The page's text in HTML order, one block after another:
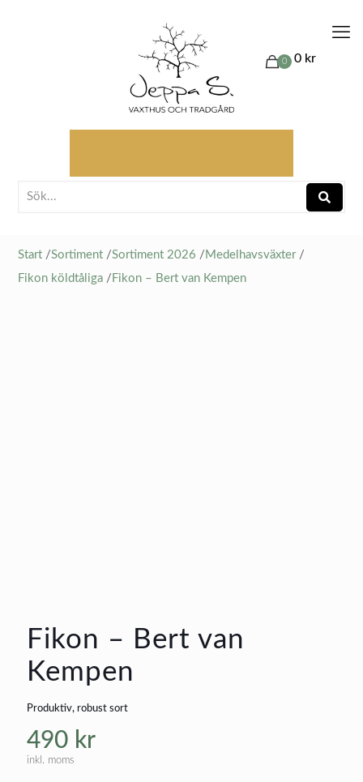
0 0 kr
Start /Sortiment /Sortiment 2026 / Medelhavsväxter /
Fikon köldtåliga / Fikon – Bert van Kempen
Fikon – Bert van
Kempen
Produktiv, robust sort
490 kr
inkl. moms